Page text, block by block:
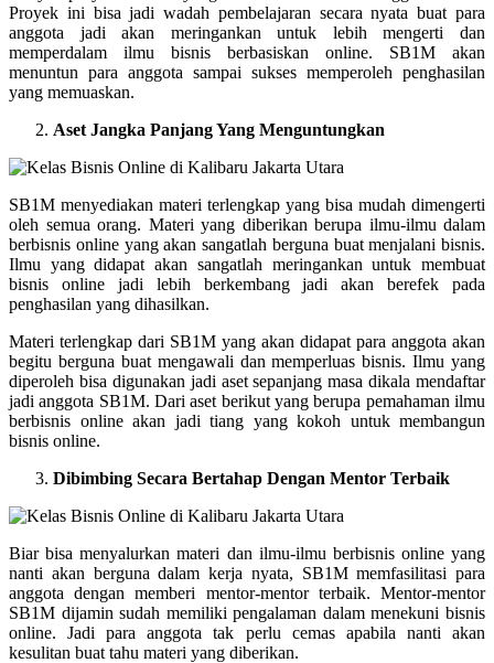
Proyek ini bisa jadi wadah pembelajaran secara nyata buat para
anggota jadi akan meringankan untuk lebih mengerti dan
memperdalam ilmu bisnis berbasiskan online. SB1M akan
menuntun para anggota sampai sukses memperoleh penghasilan
yang memuaskan.
Aset Jangka Panjang Yang Menguntungkan
SB1M menyediakan materi terlengkap yang bisa mudah dimengerti
oleh semua orang. Materi yang diberikan berupa ilmu-ilmu dalam
berbisnis online yang akan sangatlah berguna buat menjalani bisnis.
Ilmu yang didapat akan sangatlah meringankan untuk membuat
bisnis online jadi lebih berkembang jadi akan berefek pada
penghasilan yang dihasilkan.
Materi terlengkap dari SB1M yang akan didapat para anggota akan
begitu berguna buat mengawali dan memperluas bisnis. Ilmu yang
diperoleh bisa digunakan jadi aset sepanjang masa dikala mendaftar
jadi anggota SB1M. Dari aset berikut yang berupa pemahaman ilmu
berbisnis online akan jadi tiang yang kokoh untuk membangun
bisnis online.
Dibimbing Secara Bertahap Dengan Mentor Terbaik
Biar bisa menyalurkan materi dan ilmu-ilmu berbisnis online yang
nanti akan berguna dalam kerja nyata, SB1M memfasilitasi para
anggota dengan memberi mentor-mentor terbaik. Mentor-mentor
SB1M dijamin sudah memiliki pengalaman dalam menekuni bisnis
online. Jadi para anggota tak perlu cemas apabila nanti akan
kesulitan buat tahu materi yang diberikan.